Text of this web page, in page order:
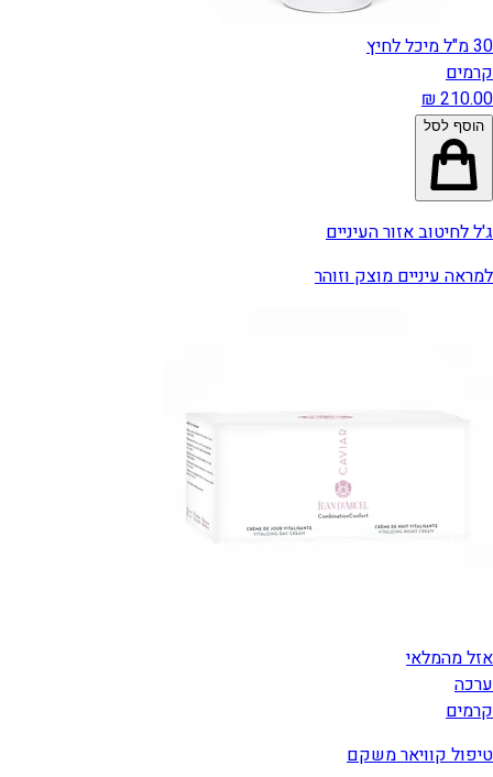
30 מ"ל מיכל לחיץ
קרמים
הוסף לסל
ג'ל לחיטוב אזור העיניים
למראה עיניים מוצק וזוהר
אזל מהמלאי
ערכה
קרמים
טיפול קוויאר משקם